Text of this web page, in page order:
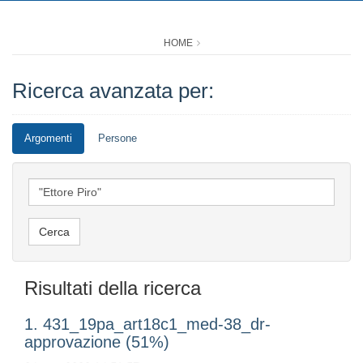
HOME
Ricerca avanzata per:
Argomenti Persone
Risultati della ricerca
1. 431_19pa_art18c1_med-38_dr-
approvazione (51%)